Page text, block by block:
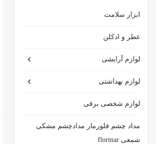
ابزار سلامت
عطر و ادکلن
لوازم آرایشی
لوازم بهداشتی
لوازم شخصی برقی
مداد چشم فلورمار مدادچشم مشکی
شمعی flormar